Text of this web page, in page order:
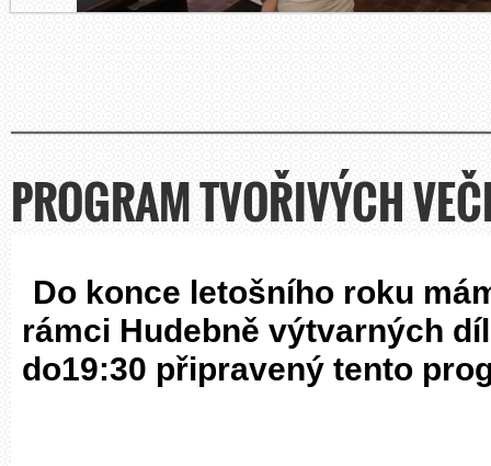
PROGRAM TVOŘIVÝCH
Do konce letošního roku
rámci Hudebně výtvarných
do19:30 připravený tento